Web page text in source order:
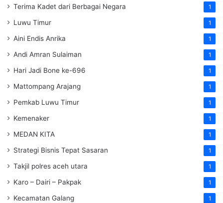
Terima Kadet dari Berbagai Negara 1
Luwu Timur 1
Aini Endis Anrika 1
Andi Amran Sulaiman 1
Hari Jadi Bone ke-696 1
Mattompang Arajang 1
Pemkab Luwu Timur 1
Kemenaker 1
MEDAN KITA 1
Strategi Bisnis Tepat Sasaran 1
Takjil polres aceh utara 1
Karo – Dairi – Pakpak 1
Kecamatan Galang 1